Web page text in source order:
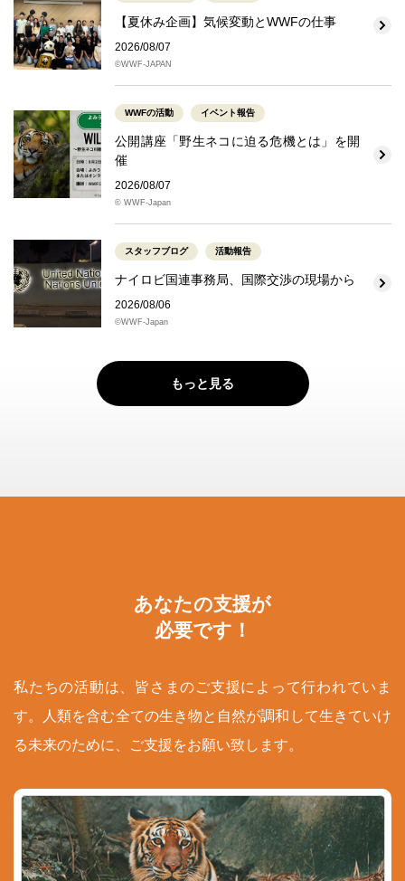
【夏休み企画】気候変動とWWFの仕事
2026/08/07
©WWF-JAPAN
WWFの活動 イベント報告
公開講座「野生ネコに迫る危機とは」を開
催
2026/08/07
© WWF-Japan
スタッフブログ 活動報告
ナイロビ国連事務局、国際交渉の現場から
2026/08/06
©WWF-Japan
もっと見る
あなたの支援が
必要です！
私たちの活動は、皆さまのご支援によって行われていま
す。人類を含む全ての生き物と自然が調和して生きていけ
る未来のために、ご支援をお願い致します。